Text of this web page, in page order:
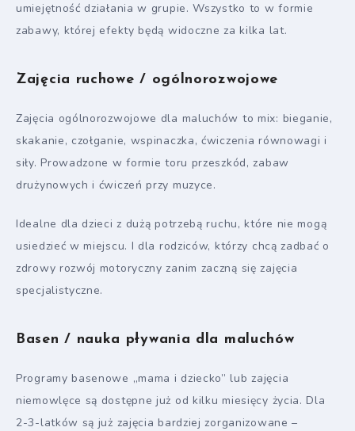
umiejętność działania w grupie. Wszystko to w formie
zabawy, której efekty będą widoczne za kilka lat.
Zajęcia ruchowe / ogólnorozwojowe
Zajęcia ogólnorozwojowe dla maluchów to mix: bieganie,
skakanie, czołganie, wspinaczka, ćwiczenia równowagi i
siły. Prowadzone w formie toru przeszkód, zabaw
drużynowych i ćwiczeń przy muzyce.
Idealne dla dzieci z dużą potrzebą ruchu, które nie mogą
usiedzieć w miejscu. I dla rodziców, którzy chcą zadbać o
zdrowy rozwój motoryczny zanim zaczną się zajęcia
specjalistyczne.
Basen / nauka pływania dla maluchów
Programy basenowe „mama i dziecko” lub zajęcia
niemowlęce są dostępne już od kilku miesięcy życia. Dla
2-3-latków są już zajęcia bardziej zorganizowane –